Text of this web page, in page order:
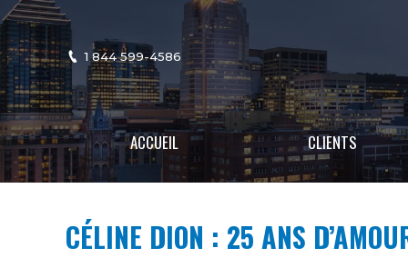
1 844 599-4586
ACCUEIL CLIENTS
CÉLINE DION : 25 ANS